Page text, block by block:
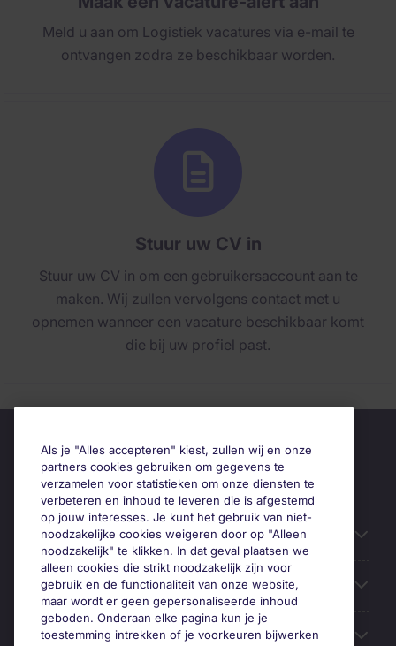
Meld u aan om Logistiek vacatures via e-mail te
ontvangen zodra ze beschikbaar worden.
Stuur uw CV in
Stuur uw CV in om een gebruikersaccount aan te
maken. Wij zullen vervolgens contact met u
opnemen wanneer een vacature beschikbaar komt
die bij uw profiel past.
Gebruiksvriendelijke informatie
Prix
Zoek vacatures in
Als je "Alles accepteren" kiest, zullen wij en onze
partners cookies gebruiken om gegevens te
verzamelen voor statistieken om onze diensten te
verbeteren en inhoud te leveren die is afgestemd
op jouw interesses. Je kunt het gebruik van niet-
noodzakelijke cookies weigeren door op "Alleen
noodzakelijk" te klikken. In dat geval plaatsen we
alleen cookies die strikt noodzakelijk zijn voor
gebruik en de functionaliteit van onze website,
maar wordt er geen gepersonaliseerde inhoud
geboden. Onderaan elke pagina kun je je
toestemming intrekken of je voorkeuren bijwerken